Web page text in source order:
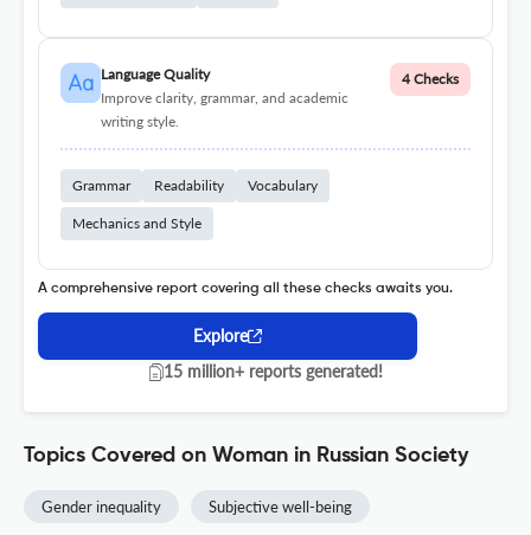
Language Quality
Improve clarity, grammar, and academic
writing style.
4 Checks
Grammar Readability Vocabulary
Mechanics and Style
A comprehensive report covering all these checks awaits you.
Explore
15 million+ reports generated!
Topics Covered on Woman in Russian Society
Gender inequality Subjective well-being